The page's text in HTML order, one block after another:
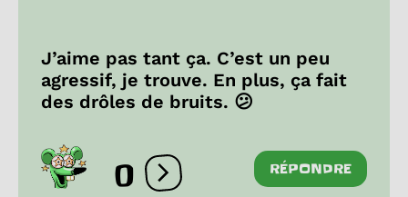
J’aime pas tant ça. C’est un peu
agressif, je trouve. En plus, ça fait
des drôles de bruits. 😕
0 Ouvrir les réactions
RÉPONDRE